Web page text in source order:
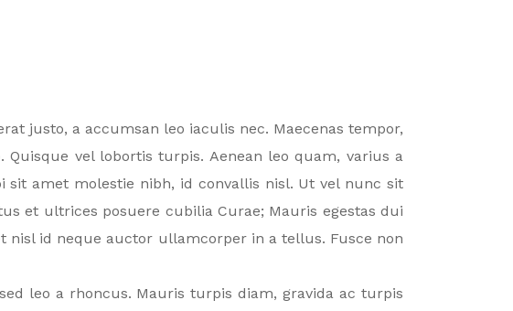
justo, a accumsan leo iaculis nec. Maecenas tempor,
vel lobortis turpis. Aenean leo quam, varius a
amet molestie nibh, id convallis nisl. Ut vel nunc sit
et ultrices posuere cubilia Curae; Mauris egestas dui
id neque auctor ullamcorper in a tellus. Fusce non
leo a rhoncus. Mauris turpis diam, gravida ac turpis